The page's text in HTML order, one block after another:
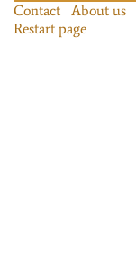
Contact About us
Restart page